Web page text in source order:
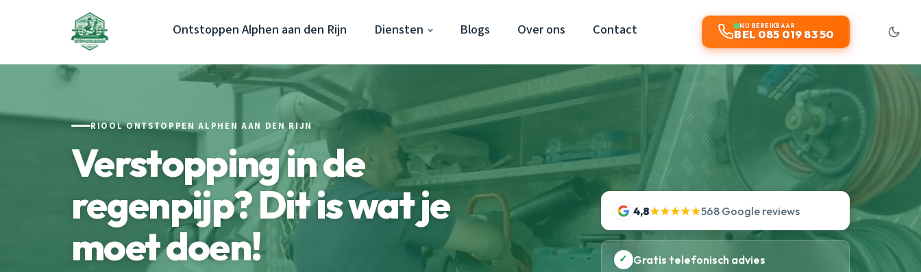
Ontstoppen Alphen aan den Rijn Diensten Blogs Over ons Contact NU BEREIKBAAR
BEL 085 019 83 50
RIOOL ONTSTOPPEN ALPHEN AAN DEN RIJN
Verstopping in de
regenpijp? Dit is wat je
moet doen!
4,8★★★★★568 Google reviews
✓ Gratis telefonisch advies